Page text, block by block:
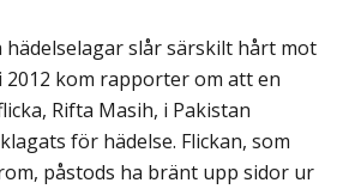
hädelselagar slår särskilt hårt mot
2012 kom rapporter om att en
Rifta Masih, i Pakistan
för hädelse. Flickan, som
påstods ha bränt upp sidor ur